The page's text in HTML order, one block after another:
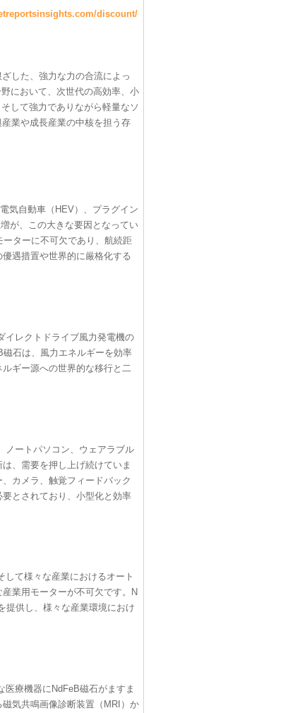
discount/
した、強力な力の合流によっ
において、次世代の高効率、小
して強力でありながら軽量なソ
業や成長産業の中核を担う存
気自動車（HEV）、プラグイン
が、この大きな要因となってい
ターに不可欠であり、航続距
遇措置や世界的に厳格化する
イレクトドライブ風力発電機の
石は、風力エネルギーを効率
ギー源への世界的な移行と二
ノートパソコン、ウェアラブル
、需要を押し上げ続けていま
カメラ、触覚フィードバック
とされており、小型化と効率
して様々な産業におけるオート
業用モーターが不可欠です。N
提供し、様々な産業環境におけ
医療機器にNdFeB磁石がますま
気共鳴画像診断装置（MRI）か